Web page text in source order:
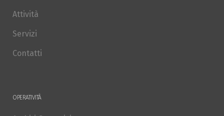
Attività
Servizi
Contatti
OPERATIVITÀ